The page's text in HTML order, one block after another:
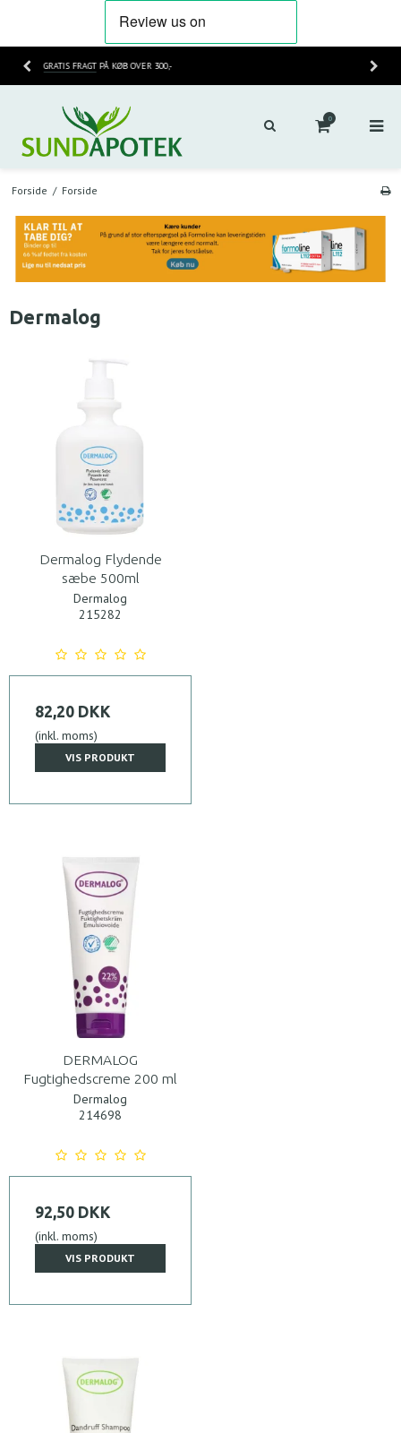
0
Forside / Forside
Dermalog
Dermalog Flydende
sæbe 500ml
Dermalog
215282
82,20 DKK
(inkl. moms)
VIS PRODUKT
DERMALOG
Fugtighedscreme 200 ml
Dermalog
214698
92,50 DKK
(inkl. moms)
VIS PRODUKT